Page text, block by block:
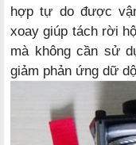
hợp tự do được
xoay giúp tách rời
mà không cần sử
giảm phản ứng dữ